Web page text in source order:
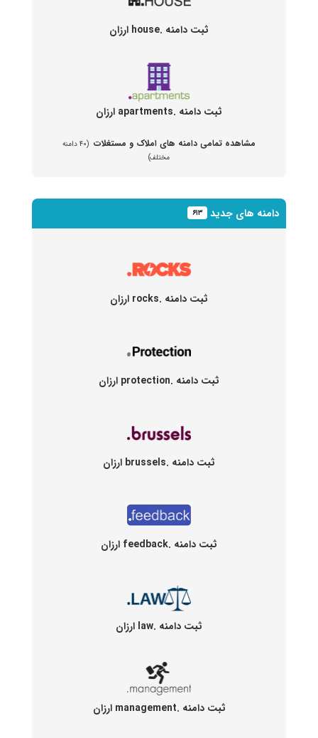
ثبت دامنه .house ارزان
ثبت دامنه .apartments ارزان
مشاهده تمامی دامنه های املاک و مستغلات
(۴۰ دامنه
مختلف)
دامنه های جدید ۶۱۳
ثبت دامنه .rocks ارزان
ثبت دامنه .protection ارزان
ثبت دامنه .brussels ارزان
ثبت دامنه .feedback ارزان
ثبت دامنه .law ارزان
ثبت دامنه .management ارزان